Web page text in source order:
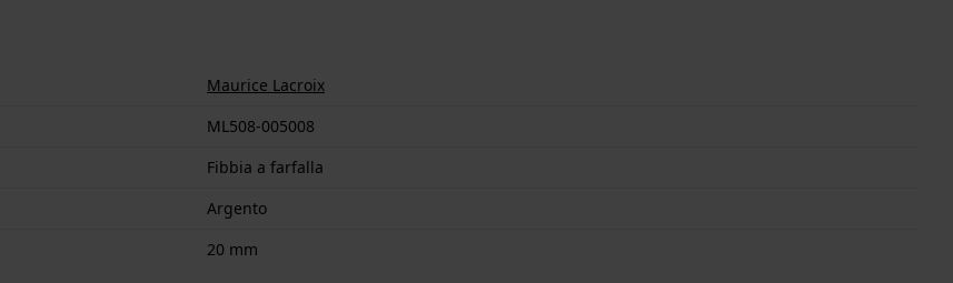
Maurice Lacroix
ML508-005008
Fibbia a farfalla
Argento
20 mm